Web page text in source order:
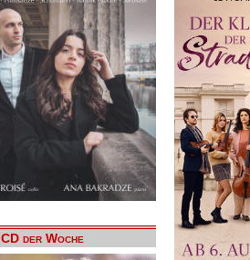
CD der Woche